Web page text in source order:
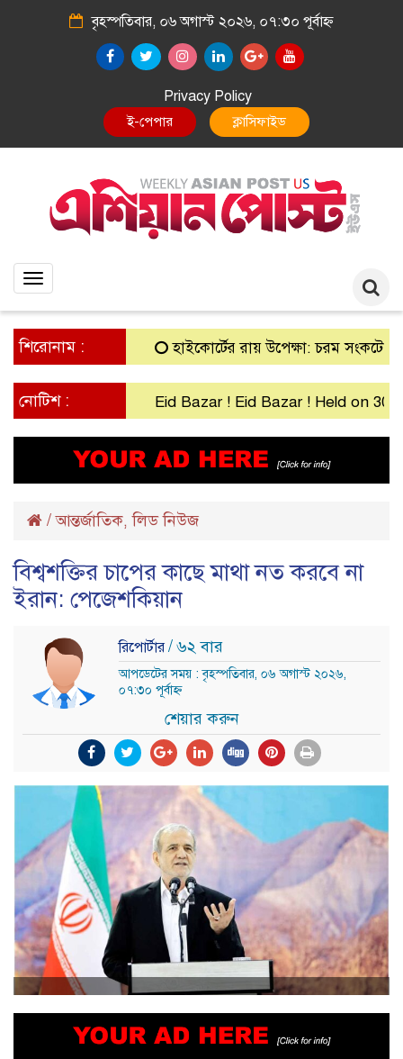
বৃহস্পতিবার, ০৬ অগাস্ট ২০২৬, ০৭:৩০ পূর্বাহ্ন
Privacy Policy
E-Paper Classified
Toggle
শিরোনাম : হাইকোর্টের রায় উপেক্ষা: চরম সংকটে গ্রামীণ
নোটিশ : Eid Bazar ! Eid Bazar ! Held on 30th
/আন্তর্জাতিক,লিড নিউজ
বিশ্বশক্তির চাপের কাছে মাথা নত করবে না
ইরান: পেজেশকিয়ান
রিপোর্টার/ ৬২ বার
আপডেটের সময় : বৃহস্পতিবার, ০৬ অগাস্ট ২০২৬,
০৭:৩০ পূর্বাহ্ন
শেয়ার করুন